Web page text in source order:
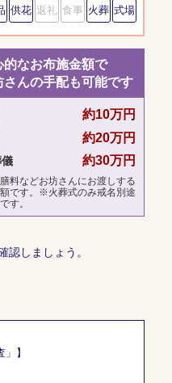
供花 返礼 食事 火葬 式場
的なお布施金額で
さんの手配も可能です
約10万円
約20万円
約30万円
料などお坊さんにお渡しする
です。※火葬式のみ戒名別途
す。
しましょう。
】